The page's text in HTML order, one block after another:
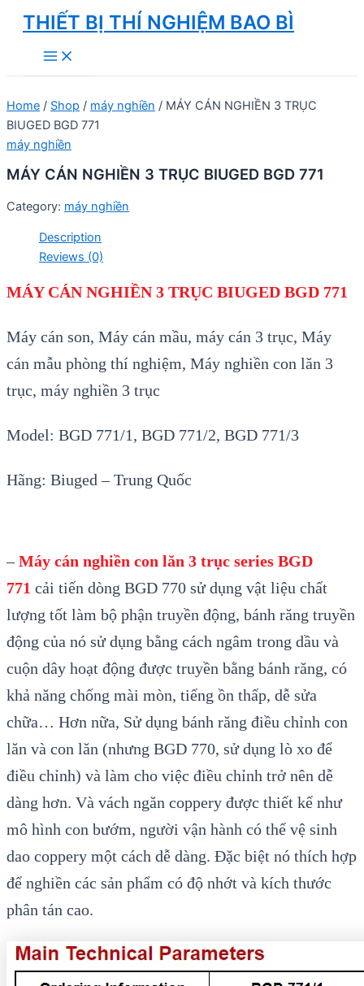
Skip
content
THIẾT BỊ THÍ NGHIỆM BAO BÌ
Main
Menu
Home / Shop / máy nghiền / MÁY CÁN NGHIỀN 3 TRỤC
BIUGED BGD 771
máy nghiền
MÁY CÁN NGHIỀN 3 TRỤC BIUGED BGD 771
Category: máy nghiền
Description
Reviews (0)
MÁY CÁN NGHIỀN 3 TRỤC BIUGED BGD 771
Máy cán son, Máy cán mầu, máy cán 3 trục, Máy
cán mẫu phòng thí nghiệm, Máy nghiền con lăn 3
trục, máy nghiền 3 trục
Model: BGD 771/1, BGD 771/2, BGD 771/3
Hãng: Biuged – Trung Quốc
–Máy cán nghiền con lăn 3 trục series BGD
771 cải tiến dòng BGD 770 sử dụng vật liệu chất
lượng tốt làm bộ phận truyền động, bánh răng truyền
động của nó sử dụng bằng cách ngâm trong dầu và
cuộn dây hoạt động được truyền bằng bánh răng, có
khả năng chống mài mòn, tiếng ồn thấp, dễ sửa
chữa… Hơn nữa, Sử dụng bánh răng điều chỉnh con
lăn và con lăn (nhưng BGD 770, sử dụng lò xo để
điều chỉnh) và làm cho việc điều chỉnh trở nên dễ
dàng hơn. Và vách ngăn coppery được thiết kế như
mô hình con bướm, người vận hành có thể vệ sinh
dao coppery một cách dễ dàng. Đặc biệt nó thích hợp
để nghiền các sản phẩm có độ nhớt và kích thước
phân tán cao.